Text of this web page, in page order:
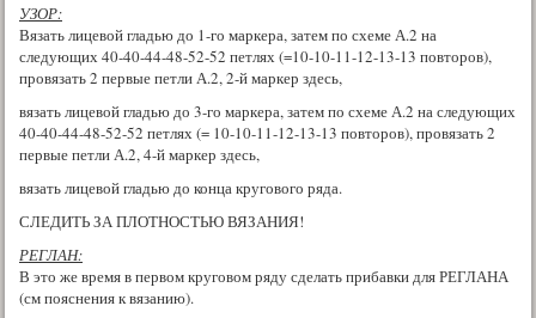
УЗОР:
Вязать лицевой гладью до 1-го маркера, затем по схеме А.2 на
следующих 40-40-44-48-52-52 петлях (=10-10-11-12-13-13 повторов),
провязать 2 первые петли А.2, 2-й маркер здесь,
вязать лицевой гладью до 3-го маркера, затем по схеме А.2 на следующих
40-40-44-48-52-52 петлях (= 10-10-11-12-13-13 повторов), провязать 2
первые петли А.2, 4-й маркер здесь,
вязать лицевой гладью до конца кругового ряда.
СЛЕДИТЬ ЗА ПЛОТНОСТЬЮ ВЯЗАНИЯ!
РЕГЛАН:
В это же время в первом круговом ряду сделать прибавки для РЕГЛАНА
(см пояснения к вязанию).